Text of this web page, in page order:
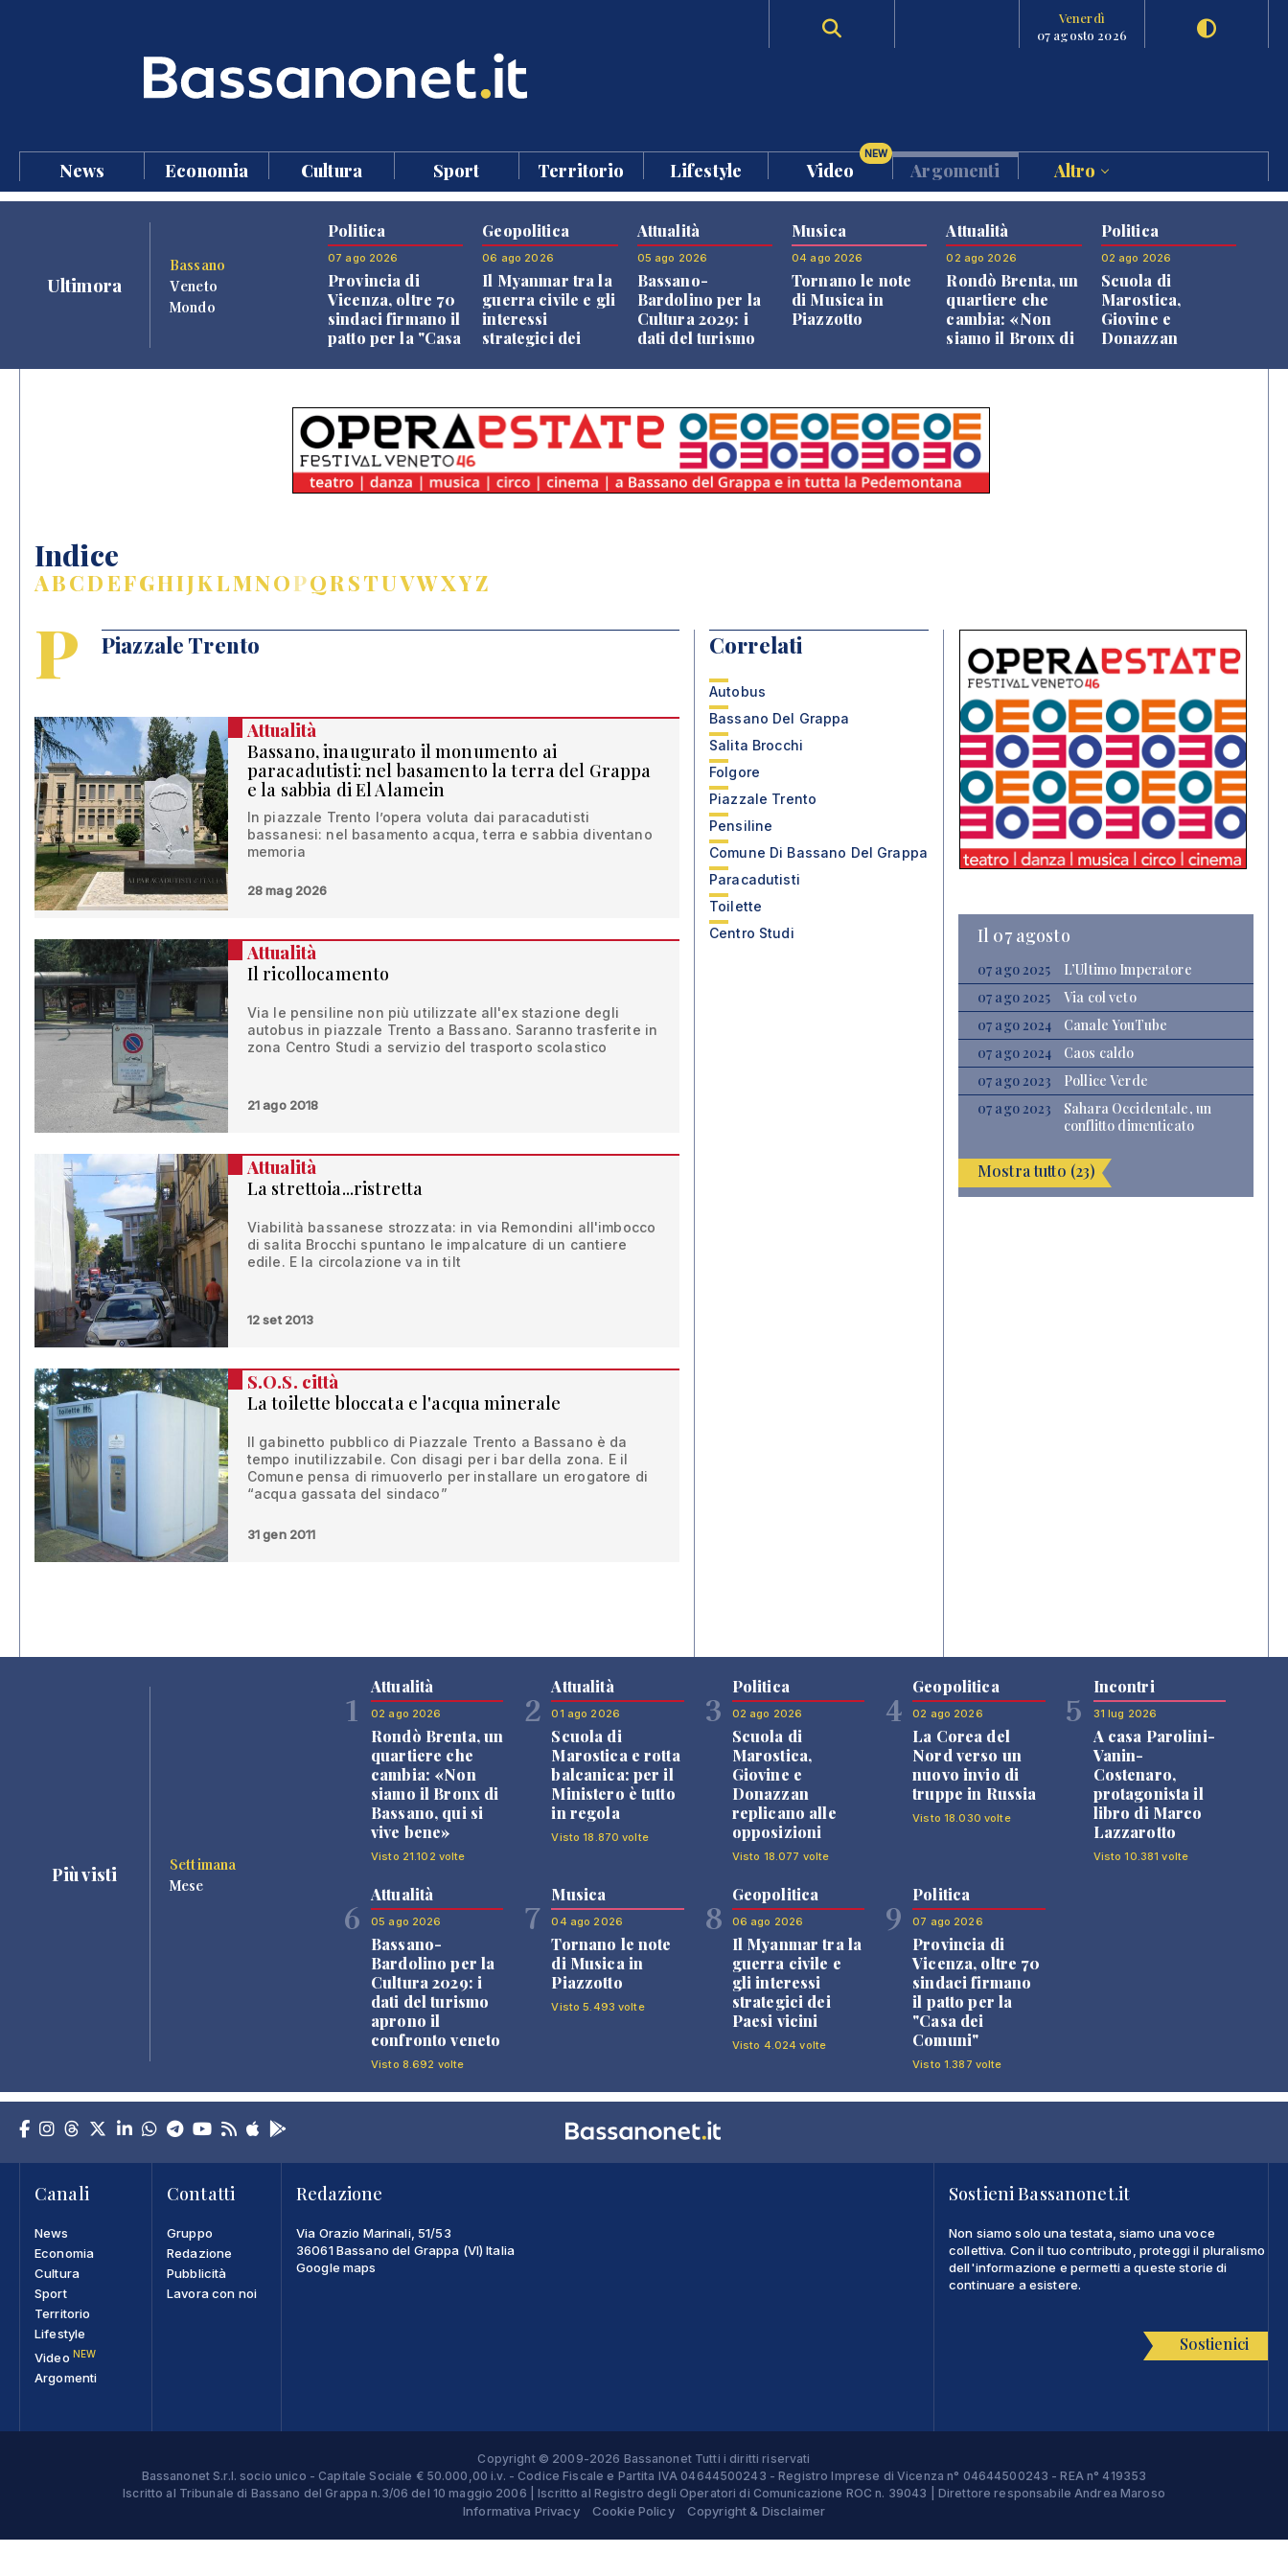
Venerdì
07 agosto 2026
News Economia Cultura Sport Territorio Lifestyle Video
NEW
Argomenti Altro
Ultimora
Bassano
Veneto
Mondo
Politica
07 ago 2026
Provincia di
Vicenza, oltre 70
sindaci firmano il
patto per la "Casa
Geopolitica
06 ago 2026
Il Myanmar tra la
guerra civile e gli
interessi
strategici dei
Attualità
05 ago 2026
Bassano-
Bardolino per la
Cultura 2029: i
dati del turismo
Musica
04 ago 2026
Tornano le note
di Musica in
Piazzotto
Attualità
02 ago 2026
Rondò Brenta, un
quartiere che
cambia: «Non
siamo il Bronx di
Politica
02 ago 2026
Scuola di
Marostica,
Giovine e
Donazzan
Indice
ABCDEFGHIJKLMNOPQRSTUVWXYZ
P Piazzale Trento
Attualità
Bassano, inaugurato il monumento ai
paracadutisti: nel basamento la terra del Grappa
e la sabbia di El Alamein
In piazzale Trento l’opera voluta dai paracadutisti
bassanesi: nel basamento acqua, terra e sabbia diventano
memoria
28 mag 2026
Attualità
Il ricollocamento
Via le pensiline non più utilizzate all'ex stazione degli
autobus in piazzale Trento a Bassano. Saranno trasferite in
zona Centro Studi a servizio del trasporto scolastico
21 ago 2018
Attualità
La strettoia...ristretta
Viabilità bassanese strozzata: in via Remondini all'imbocco
di salita Brocchi spuntano le impalcature di un cantiere
edile. E la circolazione va in tilt
12 set 2013
S.O.S. città
La toilette bloccata e l'acqua minerale
Il gabinetto pubblico di Piazzale Trento a Bassano è da
tempo inutilizzabile. Con disagi per i bar della zona. E il
Comune pensa di rimuoverlo per installare un erogatore di
“acqua gassata del sindaco”
31 gen 2011
Correlati
Autobus
Bassano Del Grappa
Salita Brocchi
Folgore
Piazzale Trento
Pensiline
Comune Di Bassano Del Grappa
Paracadutisti
Toilette
Centro Studi
Il 07 agosto
07 ago 2025
L’Ultimo Imperatore
07 ago 2025
Via col veto
07 ago 2024
Canale YouTube
07 ago 2024
Caos caldo
07 ago 2023
Pollice Verde
07 ago 2023
Sahara Occidentale, un
conflitto dimenticato
Mostra tutto (23)
Più visti
Settimana
Mese
1
Attualità
02 ago 2026
Rondò Brenta, un
quartiere che
cambia: «Non
siamo il Bronx di
Bassano, qui si
vive bene»
Visto 21.102 volte
2
Attualità
01 ago 2026
Scuola di
Marostica e rotta
balcanica: per il
Ministero è tutto
in regola
Visto 18.870 volte
3
Politica
02 ago 2026
Scuola di
Marostica,
Giovine e
Donazzan
replicano alle
opposizioni
Visto 18.077 volte
4
Geopolitica
02 ago 2026
La Corea del
Nord verso un
nuovo invio di
truppe in Russia
Visto 18.030 volte
5
Incontri
31 lug 2026
A casa Parolini-
Vanin-
Costenaro,
protagonista il
libro di Marco
Lazzarotto
Visto 10.381 volte
6
Attualità
05 ago 2026
Bassano-
Bardolino per la
Cultura 2029: i
dati del turismo
aprono il
confronto veneto
Visto 8.692 volte
7
Musica
04 ago 2026
Tornano le note
di Musica in
Piazzotto
Visto 5.493 volte
8
Geopolitica
06 ago 2026
Il Myanmar tra la
guerra civile e
gli interessi
strategici dei
Paesi vicini
Visto 4.024 volte
9
Politica
07 ago 2026
Provincia di
Vicenza, oltre 70
sindaci firmano
il patto per la
"Casa dei
Comuni"
Visto 1.387 volte
Canali
News
Economia
Cultura
Sport
Territorio
Lifestyle
Video NEW
Argomenti
Contatti
Gruppo
Redazione
Pubblicità
Lavora con noi
Redazione
Via Orazio Marinali, 51/53
36061 Bassano del Grappa (VI) Italia
Google maps
Sostieni Bassanonet.it
Non siamo solo una testata, siamo una voce
collettiva. Con il tuo contributo, proteggi il pluralismo
dell'informazione e permetti a queste storie di
continuare a esistere.
Sostienici
Copyright © 2009-2026 Bassanonet Tutti i diritti riservati
Bassanonet S.r.l. socio unico - Capitale Sociale € 50.000,00 i.v. - Codice Fiscale e Partita IVA 04644500243 - Registro Imprese di Vicenza n° 04644500243 - REA n° 419353
Iscritto al Tribunale di Bassano del Grappa n.3/06 del 10 maggio 2006 | Iscritto al Registro degli Operatori di Comunicazione ROC n. 39043 | Direttore responsabile Andrea Maroso
Informativa Privacy Cookie Policy Copyright & Disclaimer